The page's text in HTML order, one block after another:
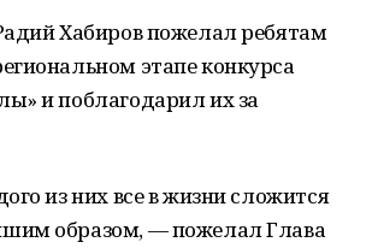
Хабиров пожелал ребятам
этапе конкурса
и поблагодарил их за
из них все в жизни сложится
образом, — пожелал Глава